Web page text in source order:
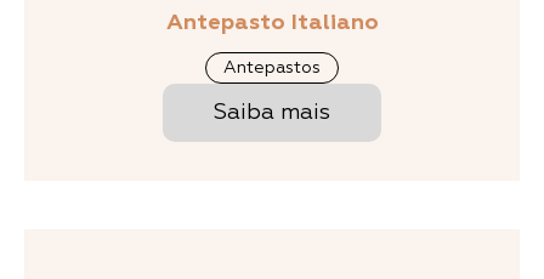
Antepasto Italiano
Antepastos
Saiba mais